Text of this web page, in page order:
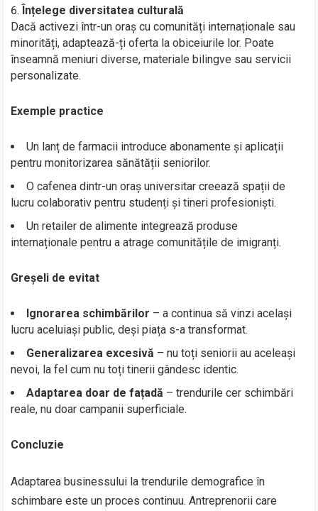
Înțelege diversitatea culturală
Dacă activezi într-un oraș cu comunități internaționale sau
minorități, adaptează-ți oferta la obiceiurile lor. Poate
înseamnă meniuri diverse, materiale bilingve sau servicii
personalizate.
Exemple practice
Un lanț de farmacii introduce abonamente și aplicații
pentru monitorizarea sănătății seniorilor.
O cafenea dintr-un oraș universitar creează spații de
lucru colaborativ pentru studenți și tineri profesioniști.
Un retailer de alimente integrează produse
internaționale pentru a atrage comunitățile de imigranți.
Greșeli de evitat
Ignorarea schimbărilor – a continua să vinzi același
lucru aceluiași public, deși piața s-a transformat.
Generalizarea excesivă – nu toți seniorii au aceleași
nevoi, la fel cum nu toți tinerii gândesc identic.
Adaptarea doar de fațadă – trendurile cer schimbări
reale, nu doar campanii superficiale.
Concluzie
Adaptarea businessului la trendurile demografice în
schimbare este un proces continuu. Antreprenorii care